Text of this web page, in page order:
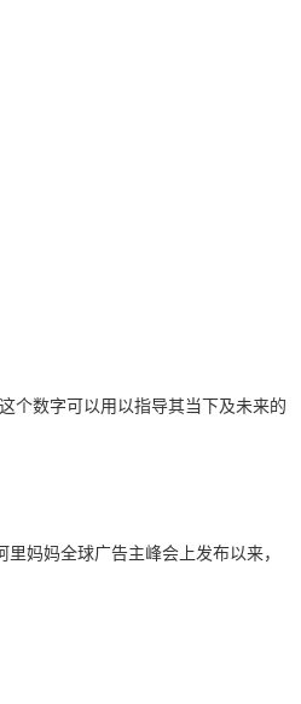
个数字可以用以指导其当下及未来的
妈妈全球广告主峰会上发布以来，